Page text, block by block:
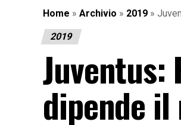
Home » Archivio » 2019 »
2019
Juventus:
dipende